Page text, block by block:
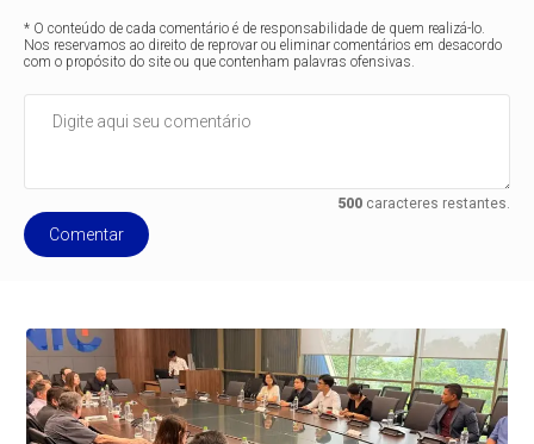
* O conteúdo de cada comentário é de responsabilidade de quem realizá-lo.
Nos reservamos ao direito de reprovar ou eliminar comentários em desacordo
com o propósito do site ou que contenham palavras ofensivas.
500caracteres restantes.
Comentar